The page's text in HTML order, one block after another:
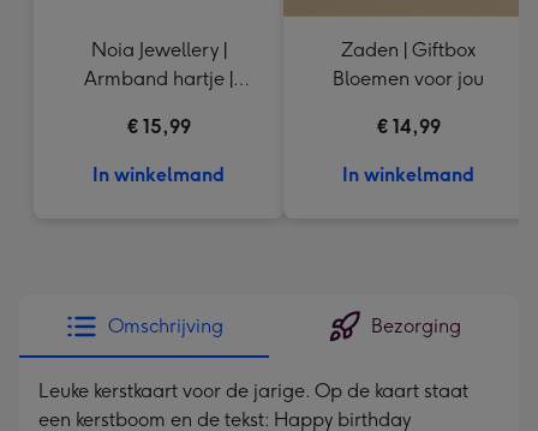
Noia Jewellery |
Armband hartje |
€ 15,99
In winkelmand
Zaden | Giftbox
Bloemen voor jou
€ 14,99
In winkelmand
Omschrijving Bezorging
Leuke kerstkaart voor de jarige. Op de kaart staat
een kerstboom en de tekst: Happy birthday